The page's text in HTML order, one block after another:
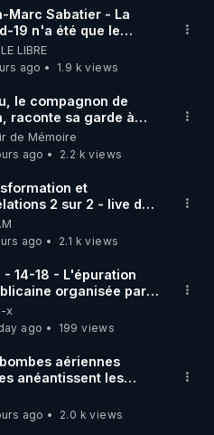
de méditation et
www.envol.app/code
Marc Sabatier - La
19 n'a été que le
- L'ARNm & l'ARNm-aa
où auront-t-il ?
LIBRE
ago
1.9 k views
le compagnon de
raconte sa garde à
PARTAGEZ!
de Mémoire
ago
2.2 k views
et
2 sur 2 - live du
26
ago
2.1 k views
- 14-18 - L'épuration
organisée par
de la truelle
x
ago
199 views
aériennes
anéantissent les
de contrôle de
de 3 brigades
ago
2.0 k views